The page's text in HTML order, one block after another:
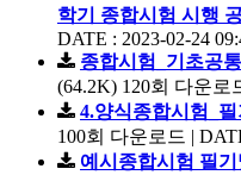
학기 종합시험 시행
DATE : 2023-02-24
종합시험_기초공
(64.2K) 120회 다운로
4.양식종합시험_
100회 다운로드 |
예시종합시험 필